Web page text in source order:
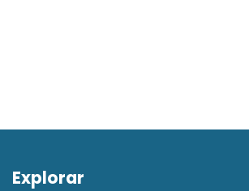
E​xplorar